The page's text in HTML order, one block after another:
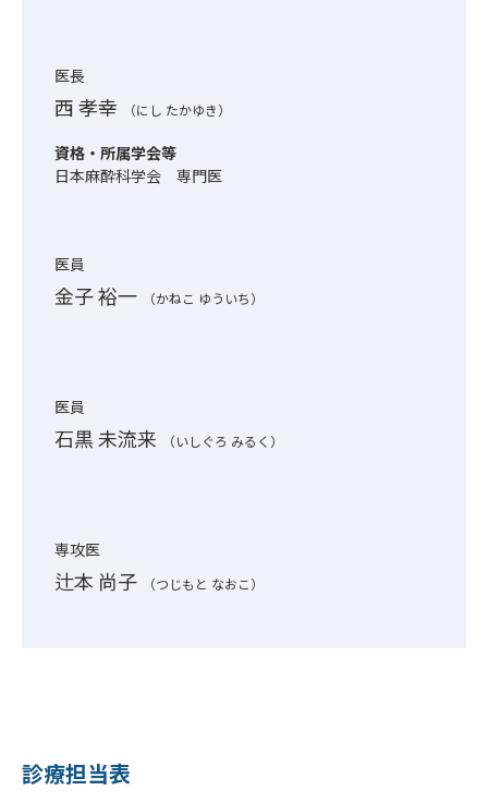
医長
西 孝幸 （にし たかゆき）
資格・所属学会等
日本麻酔科学会 専門医
医員
金子 裕一 （かねこ ゆういち）
医員
石黒 未流来 （いしぐろ みるく）
専攻医
辻本 尚子 （つじもと なおこ）
診療担当表